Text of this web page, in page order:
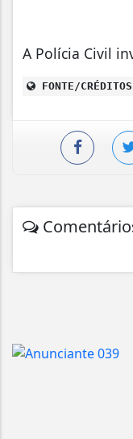
A Polícia Civil
FONTE/